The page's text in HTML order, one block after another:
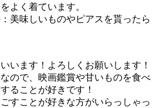
よく着ています。
美味しいものやピアスを貰ったら
います！よろしくお願いします！
ので、映画鑑賞や甘いものを食べ
ることが好きです！
すことが好きな方がいらっしゃっ